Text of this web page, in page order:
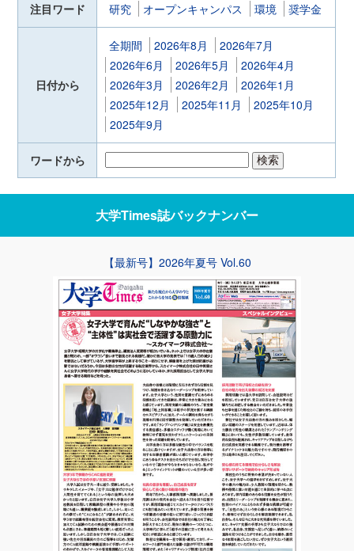
注目ワード 研究 オープンキャンパス 環境 奨学金
日付から
全期間 2026年8月
2026年7月
2026年6月
2026年5月
2026年4月
2026年3月
2026年2月
2026年1月
2025年12月
2025年11月
2025年10月
2025年9月
ワードから
大学Times誌バックナンバー
【最新号】2026年夏号 Vol.60